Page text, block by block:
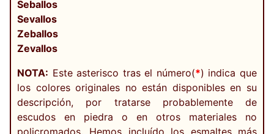
Seballos
Sevallos
Zeballos
Zevallos
NOTA: Este asterisco tras el número(*) indica que
los colores originales no están disponibles en su
descripción, por tratarse probablemente de
escudos en piedra o en otros materiales no